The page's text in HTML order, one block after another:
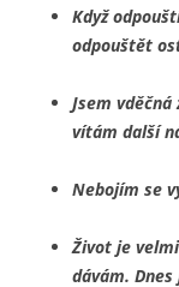
Když
odpouštět
Jsem
vítám další
Nebojím se
Život je
dávám.